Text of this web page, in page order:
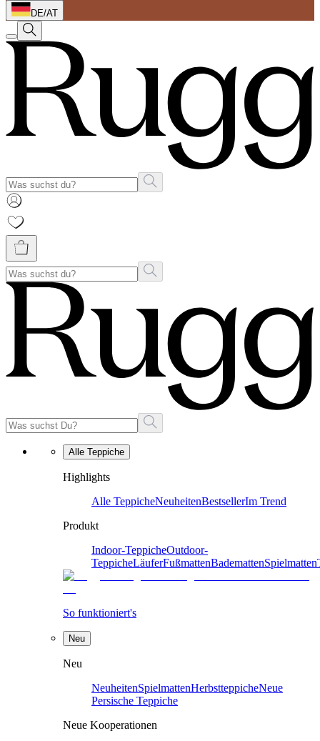
DE/AT
Alle Teppiche
Highlights
Alle TeppicheNeuheitenBestsellerIm Trend
Produkt
Indoor-TeppicheOutdoor-
TeppicheLäuferFußmattenBademattenSpielmatten
So funktioniert's
Neu
Neu
NeuheitenSpielmattenHerbstteppicheNeue
Persische Teppiche
Neue Kooperationen